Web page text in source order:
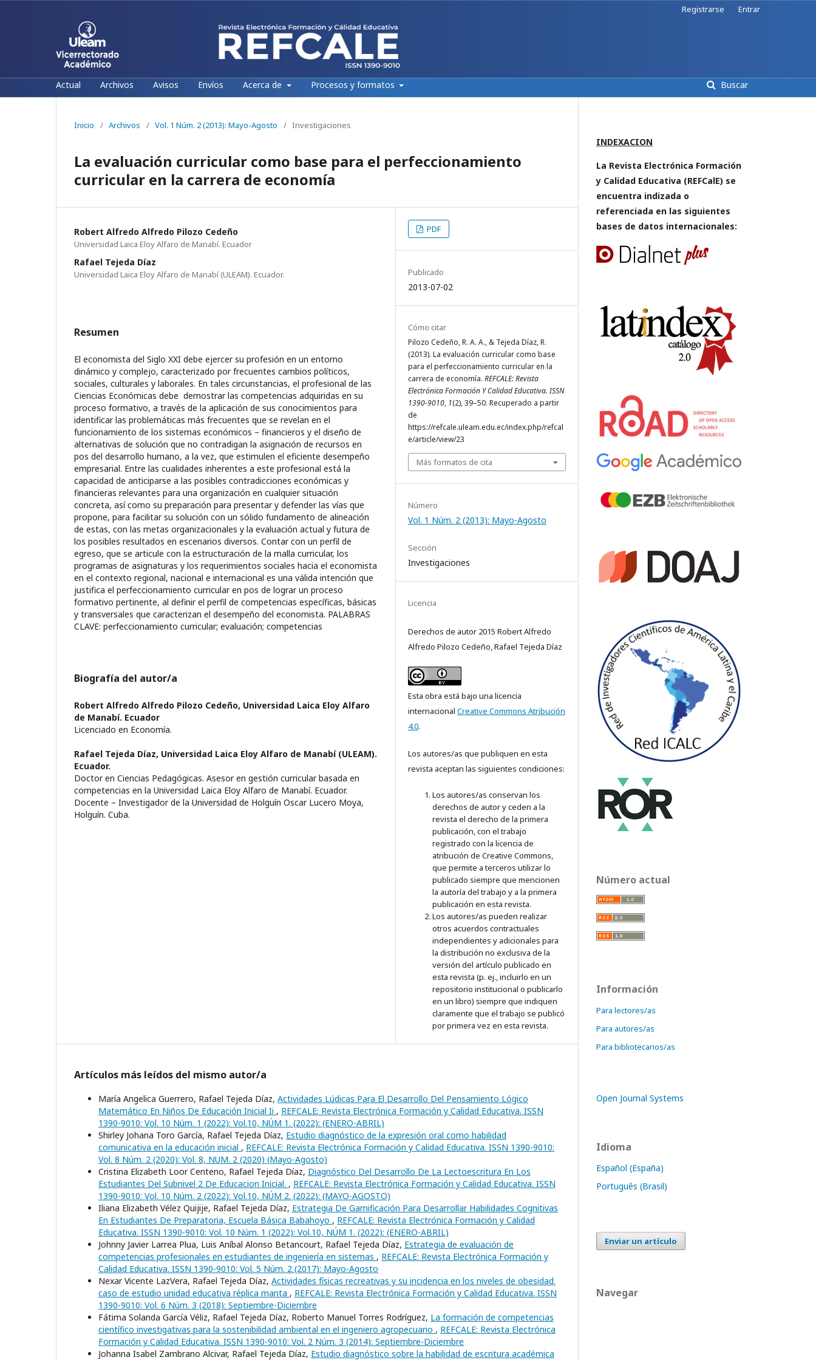
Actual Archivos Avisos Envíos Acerca de Procesos y formatos Buscar
Registrarse Entrar
Inicio / Archivos / Vol. 1 Núm. 2 (2013): Mayo-Agosto / Investigaciones
La evaluación curricular como base para el perfeccionamiento
curricular en la carrera de economía
Robert Alfredo Alfredo Pilozo Cedeño
Universidad Laica Eloy Alfaro de Manabí. Ecuador
Rafael Tejeda Díaz
Universidad Laica Eloy Alfaro de Manabí (ULEAM). Ecuador.
Resumen
El economista del Siglo XXI debe ejercer su profesión en un entorno
dinámico y complejo, caracterizado por frecuentes cambios políticos,
sociales, culturales y laborales. En tales circunstancias, el profesional de las
Ciencias Económicas debe demostrar las competencias adquiridas en su
proceso formativo, a través de la aplicación de sus conocimientos para
identificar las problemáticas más frecuentes que se revelan en el
funcionamiento de los sistemas económicos – financieros y el diseño de
alternativas de solución que no contradigan la asignación de recursos en
pos del desarrollo humano, a la vez, que estimulen el eficiente desempeño
empresarial. Entre las cualidades inherentes a este profesional está la
capacidad de anticiparse a las posibles contradicciones económicas y
financieras relevantes para una organización en cualquier situación
concreta, así como su preparación para presentar y defender las vías que
propone, para facilitar su solución con un sólido fundamento de alineación
de estas, con las metas organizacionales y la evaluación actual y futura de
los posibles resultados en escenarios diversos. Contar con un perfil de
egreso, que se articule con la estructuración de la malla curricular, los
programas de asignaturas y los requerimientos sociales hacia el economista
en el contexto regional, nacional e internacional es una válida intención que
justifica el perfeccionamiento curricular en pos de lograr un proceso
formativo pertinente, al definir el perfil de competencias específicas, básicas
y transversales que caracterizan el desempeño del economista. PALABRAS
CLAVE: perfeccionamiento curricular; evaluación; competencias
Biografía del autor/a
Robert Alfredo Alfredo Pilozo Cedeño, Universidad Laica Eloy Alfaro
de Manabí. Ecuador
Licenciado en Economía.
Rafael Tejeda Díaz, Universidad Laica Eloy Alfaro de Manabí (ULEAM).
Ecuador.
Doctor en Ciencias Pedagógicas. Asesor en gestión curricular basada en
competencias en la Universidad Laica Eloy Alfaro de Manabí. Ecuador.
Docente – Investigador de la Universidad de Holguín Oscar Lucero Moya,
Holguín. Cuba.
PDF
Publicado
2013-07-02
Cómo citar
Pilozo Cedeño, R. A. A., & Tejeda Díaz, R.
(2013). La evaluación curricular como base
para el perfeccionamiento curricular en la
carrera de economía. REFCALE: Revista
Electrónica Formación Y Calidad Educativa. ISSN
1390-9010, 1(2), 39–50. Recuperado a partir
de
https://refcale.uleam.edu.ec/index.php/refcal
e/article/view/23
Más formatos de cita
Número
Vol. 1 Núm. 2 (2013): Mayo-Agosto
Sección
Investigaciones
Licencia
Derechos de autor 2015 Robert Alfredo
Alfredo Pilozo Cedeño, Rafael Tejeda Díaz
Esta obra está bajo una licencia
internacional Creative Commons Atribución
4.0.
Los autores/as que publiquen en esta
revista aceptan las siguientes condiciones:
Los autores/as conservan los
derechos de autor y ceden a la
revista el derecho de la primera
publicación, con el trabajo
registrado con la licencia de
atribución de Creative Commons,
que permite a terceros utilizar lo
publicado siempre que mencionen
la autoría del trabajo y a la primera
publicación en esta revista.
Los autores/as pueden realizar
otros acuerdos contractuales
independientes y adicionales para
la distribución no exclusiva de la
versión del artículo publicado en
esta revista (p. ej., incluirlo en un
repositorio institucional o publicarlo
en un libro) siempre que indiquen
claramente que el trabajo se publicó
por primera vez en esta revista.
Artículos más leídos del mismo autor/a
María Angelica Guerrero, Rafael Tejeda Díaz, Actividades Lúdicas Para El Desarrollo Del Pensamiento Lógico
Matemático En Niños De Educación Inicial Ii , REFCALE: Revista Electrónica Formación y Calidad Educativa. ISSN
1390-9010: Vol. 10 Núm. 1 (2022): Vol.10, NÚM 1. (2022): (ENERO-ABRIL)
Shirley Johana Toro García, Rafael Tejeda Díaz, Estudio diagnóstico de la expresión oral como habilidad
comunicativa en la educación inicial , REFCALE: Revista Electrónica Formación y Calidad Educativa. ISSN 1390-9010:
Vol. 8 Núm. 2 (2020): Vol. 8, NUM. 2 (2020) (Mayo-Agosto)
Cristina Elizabeth Loor Centeno, Rafael Tejeda Díaz, Diagnóstico Del Desarrollo De La Lectoescritura En Los
Estudiantes Del Subnivel 2 De Educacion Inicial. , REFCALE: Revista Electrónica Formación y Calidad Educativa. ISSN
1390-9010: Vol. 10 Núm. 2 (2022): Vol.10, NÚM 2. (2022): (MAYO-AGOSTO)
Iliana Elizabeth Vélez Quijije, Rafael Tejeda Díaz, Estrategia De Gamificación Para Desarrollar Habilidades Cognitivas
En Estudiantes De Preparatoria, Escuela Básica Babahoyo , REFCALE: Revista Electrónica Formación y Calidad
Educativa. ISSN 1390-9010: Vol. 10 Núm. 1 (2022): Vol.10, NÚM 1. (2022): (ENERO-ABRIL)
Johnny Javier Larrea Plua, Luis Aníbal Alonso Betancourt, Rafael Tejeda Díaz, Estrategia de evaluación de
competencias profesionales en estudiantes de ingeniería en sistemas , REFCALE: Revista Electrónica Formación y
Calidad Educativa. ISSN 1390-9010: Vol. 5 Núm. 2 (2017): Mayo-Agosto
Nexar Vicente LazVera, Rafael Tejeda Díaz, Actividades físicas recreativas y su incidencia en los niveles de obesidad.
caso de estudio unidad educativa réplica manta , REFCALE: Revista Electrónica Formación y Calidad Educativa. ISSN
1390-9010: Vol. 6 Núm. 3 (2018): Septiembre-Diciembre
Fátima Solanda García Véliz, Rafael Tejeda Díaz, Roberto Manuel Torres Rodríguez, La formación de competencias
científico investigativas para la sostenibilidad ambiental en el ingeniero agropecuario , REFCALE: Revista Electrónica
Formación y Calidad Educativa. ISSN 1390-9010: Vol. 2 Núm. 3 (2014): Septiembre-Diciembre
Johanna Isabel Zambrano Alcivar, Rafael Tejeda Díaz, Estudio diagnóstico sobre la habilidad de escritura académica
INDEXACION
La Revista Electrónica Formación
y Calidad Educativa (REFCalE) se
encuentra indizada o
referenciada en las siguientes
bases de datos internacionales:
Número actual
Información
Para lectores/as
Para autores/as
Para bibliotecarios/as
Open Journal Systems
Idioma
Español (España)
Português (Brasil)
Enviar un artículo
Navegar